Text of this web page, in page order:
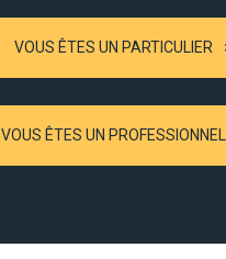
VOUS ÊTES UN PARTICULIER
VOUS ÊTES UN PROFESSIONNEL